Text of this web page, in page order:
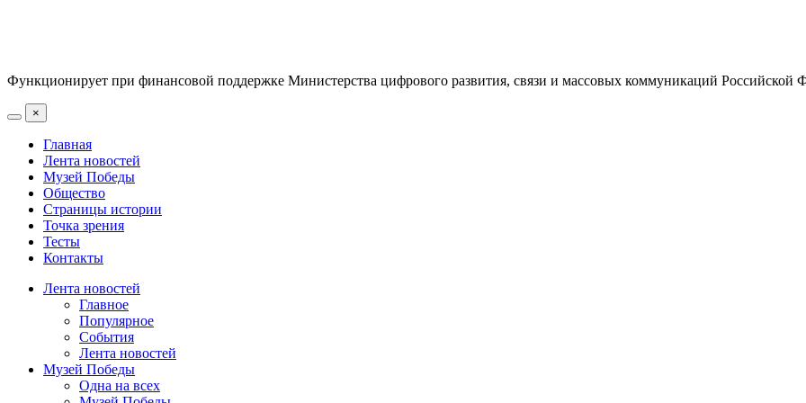
Функционирует при финансовой поддержке Министерства цифрового развития, связи и массовых коммуникаций Российской
×
Главная
Лента новостей
Музей Победы
Общество
Страницы истории
Точка зрения
Тесты
Контакты
Лента новостей
Главное
Популярное
События
Лента новостей
Музей Победы
Одна на всех